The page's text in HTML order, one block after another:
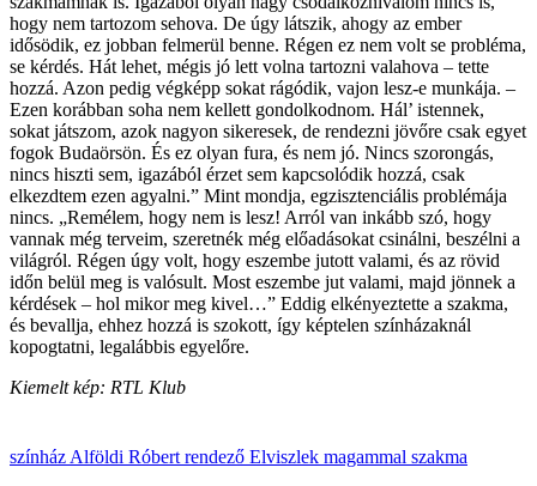
hogy nem tartozom sehova. De úgy látszik, ahogy az ember
idősödik, ez jobban felmerül benne. Régen ez nem volt se probléma,
se kérdés. Hát lehet, mégis jó lett volna tartozni valahova – tette
hozzá. Azon pedig végképp sokat rágódik, vajon lesz-e munkája. –
Ezen korábban soha nem kellett gondolkodnom. Hál’ istennek,
sokat játszom, azok nagyon sikeresek, de rendezni jövőre csak egyet
fogok Budaörsön. És ez olyan fura, és nem jó. Nincs szorongás,
nincs hiszti sem, igazából érzet sem kapcsolódik hozzá, csak
elkezdtem ezen agyalni.” Mint mondja, egzisztenciális problémája
nincs. „Remélem, hogy nem is lesz! Arról van inkább szó, hogy
vannak még terveim, szeretnék még előadásokat csinálni, beszélni a
világról. Régen úgy volt, hogy eszembe jutott valami, és az rövid
időn belül meg is valósult. Most eszembe jut valami, majd jönnek a
kérdések – hol mikor meg kivel…” Eddig elkényeztette a szakma,
és bevallja, ehhez hozzá is szokott, így képtelen színházaknál
kopogtatni, legalábbis egyelőre.
Kiemelt kép: RTL Klub
színház Alföldi Róbert rendező Elviszlek magammal szakma